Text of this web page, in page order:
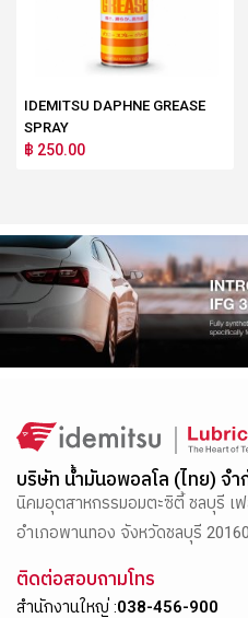
IDEMITSU DAPHNE GREASE
SPRAY
฿ 250.00
บริษัท น้ำมันอพอลโล (ไทย) จำ
นิคมอุตสาหกรรมอมตะซิตี้ ชลบุรี เ
อำเภอพานทอง จังหวัดชลบุรี 20160
ติดต่อสอบถามโทร
สำนักงานใหญ่ :038-456-900